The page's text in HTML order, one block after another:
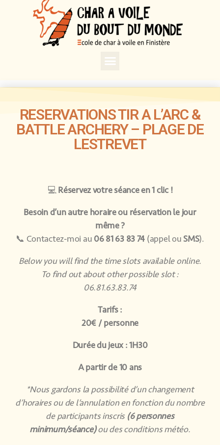
RESERVATIONS TIR A L’ARC &
BATTLE ARCHERY – PLAGE DE
LESTREVET
💻Réservez votre séance en 1 clic !
Besoin d’un autre horaire ou réservation le jour
même ?
📞 Contactez-moi au 06 81 63 83 74 (appel ouSMS).
Below you will find the time slots available online.
To find out about other possible slot :
06.81.63.83.74
Tarifs :
20€ / personne
Durée du jeux : 1H30
A partir de 10 ans
*Nous gardons la possibilité d’un changement
d’horaires ou de l’annulation en fonction du nombre
de participants inscris (6 personnes
minimum/séance)ou des conditions météo.